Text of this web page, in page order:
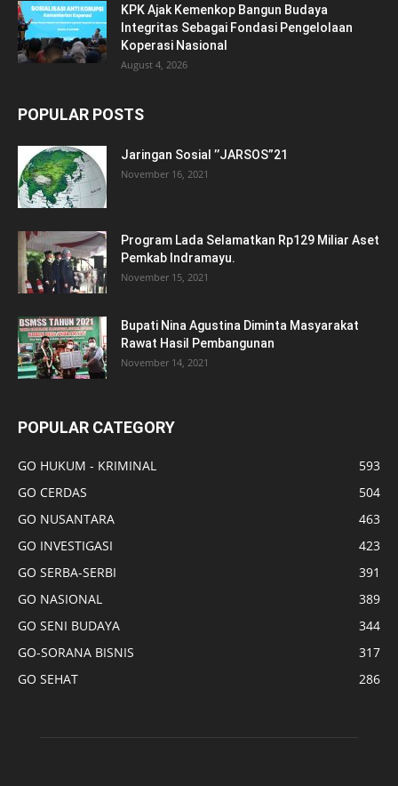
KPK Ajak Kemenkop Bangun Budaya
Integritas Sebagai Fondasi Pengelolaan
Koperasi Nasional
August 4, 2026
POPULAR POSTS
Jaringan Sosial ’’JARSOS”21
November 16, 2021
Program Lada Selamatkan Rp129 Miliar Aset
Pemkab Indramayu.
November 15, 2021
Bupati Nina Agustina Diminta Masyarakat
Rawat Hasil Pembangunan
November 14, 2021
POPULAR CATEGORY
GO HUKUM - KRIMINAL
593
GO CERDAS
504
GO NUSANTARA
463
GO INVESTIGASI
423
GO SERBA-SERBI
391
GO NASIONAL
389
GO SENI BUDAYA
344
GO-SORANA BISNIS
317
GO SEHAT
286